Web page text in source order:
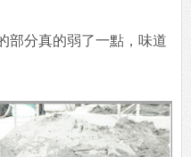
部分真的弱了一點，味道